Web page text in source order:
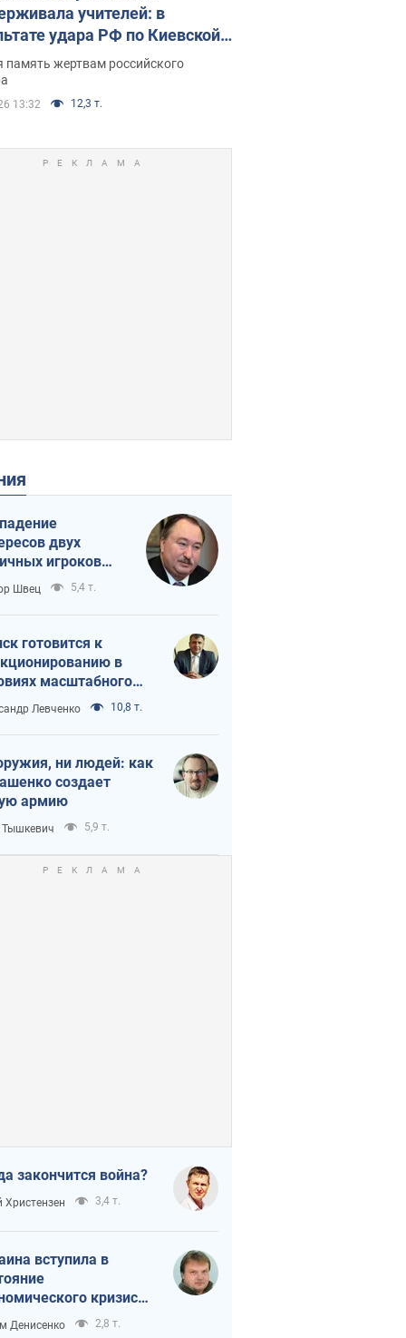
учителей: в
удара РФ по Киевской
погибли директор
лицея, её муж и внук
память жертвам российского
13:32 12,3 т.
двух
игроков
тайный план
и Путина?
Швец 5,4 т.
готовится к
в
масштабного
кризиса
Левченко 10,8 т.
ни людей: как
создает
армию
Тышкевич 5,9 т.
закончится война?
Христензен 3,4 т.
вступила в
кризиса.
ли свет в конце
Денисенко 2,8 т.